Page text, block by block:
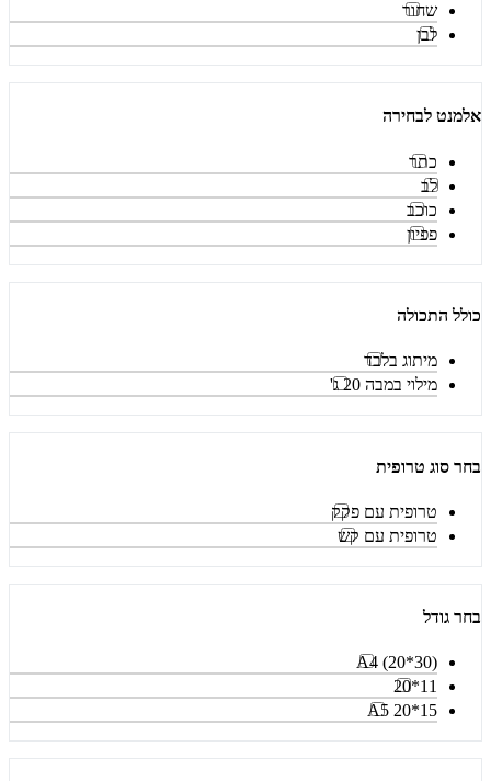
שחור
לבן
אלמנט לבחירה
כתר
לב
כוכב
פפיון
כולל התכולה
מיתוג בלבד
מילוי במבה 20 ג'
בחר סוג טרופית
טרופית עם פקק
טרופית עם קש
בחר גודל
A4 (20*30)
11*20
15*20 A5